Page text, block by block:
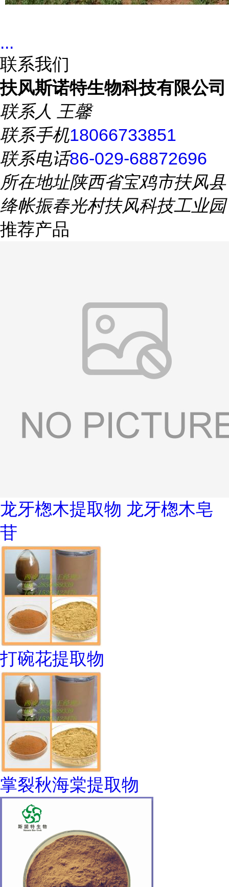
...
联系我们
扶风斯诺特生物科技有限公司
联系人 王馨
联系手机18066733851
联系电话86-029-68872696
所在地址陕西省宝鸡市扶风县
绛帐振春光村扶风科技工业园
推荐产品
龙牙楤木提取物 龙牙楤木皂
苷
打碗花提取物
掌裂秋海棠提取物